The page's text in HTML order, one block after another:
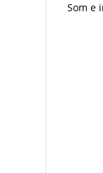
Som e